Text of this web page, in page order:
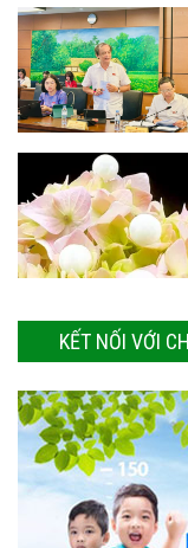
KẾT NỐI VỚI